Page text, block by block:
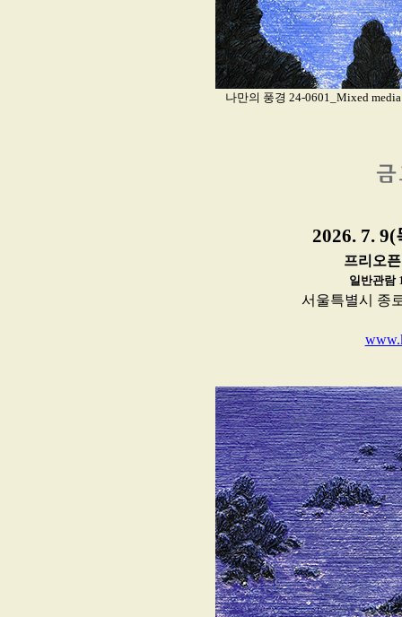
나만의 풍경 24-0601_Mixed
2026. 7.
프리오픈
일반관람
서울특별시 종